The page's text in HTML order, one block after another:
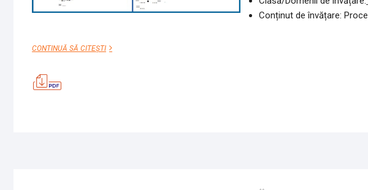
Conținut de învățare:
CONTINUĂ SĂ CITEȘTIPROCENTE